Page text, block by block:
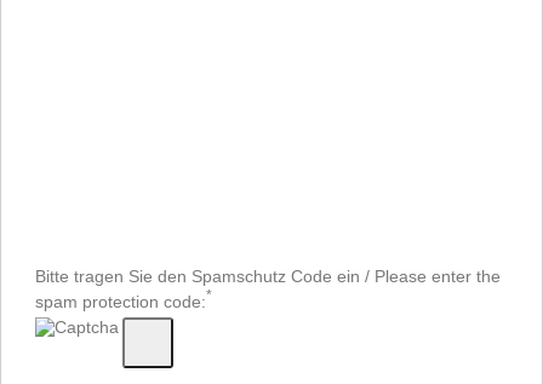
Bitte tragen Sie den Spamschutz Code ein / Please enter the
spam protection code:*